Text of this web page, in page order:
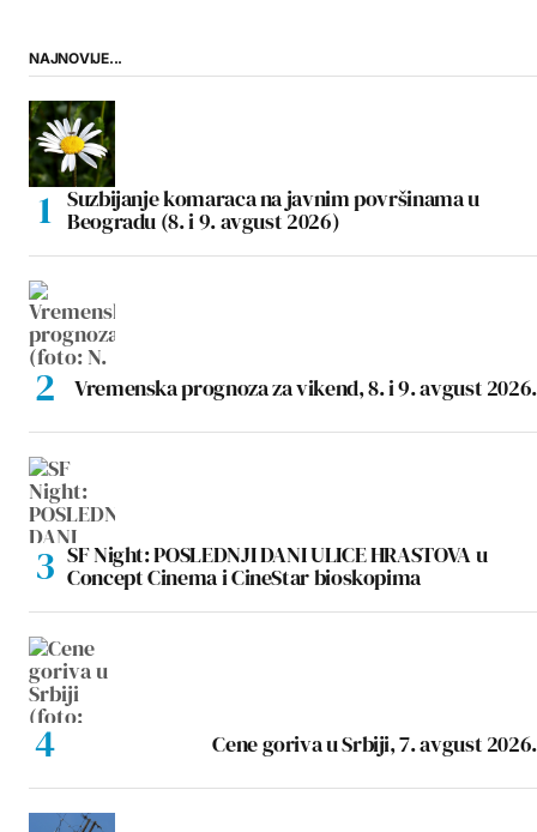
NAJNOVIJE...
Suzbijanje komaraca na javnim površinama u
Beogradu (8. i 9. avgust 2026)
Vremenska prognoza za vikend, 8. i 9. avgust 2026.
SF Night: POSLEDNJI DANI ULICE HRASTOVA u
Concept Cinema i CineStar bioskopima
Cene goriva u Srbiji, 7. avgust 2026.